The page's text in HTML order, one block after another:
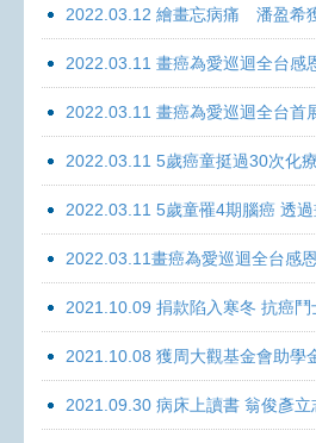
2022.03.12 繪畫忘病痛 潘盈希
2022.03.11 畫癌為愛巡迴全台感
2022.03.11 畫癌為愛巡迴全台首
2022.03.11 5歲癌童挺過30次化
2022.03.11 5歲童罹4期腦癌 透
2022.03.11畫癌為愛巡迴全台感
2021.10.09 捐款陷入寒冬 抗癌
2021.10.08 獲周大觀基金會助學
2021.09.30 病床上讀書 翁俊彥